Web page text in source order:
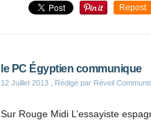
Repost
le PC Égyptien communique
12 Juillet 2013 , Rédigé par Réveil
Sur Rouge Midi L’essayiste